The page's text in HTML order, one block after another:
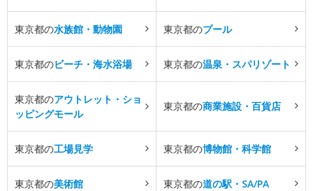
東京都の水族館・動物園 東京都のプール
東京都のビーチ・海水浴場 東京都の温泉・スパリゾート
東京都のアウトレット・ショ
ッピングモール
東京都の商業施設・百貨店
東京都の工場見学 東京都の博物館・科学館
東京都の美術館 東京都の道の駅・SA/PA